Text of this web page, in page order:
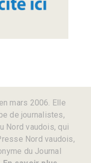
mars 2006. Elle
de journalistes,
Nord vaudois, qui
Nord vaudois,
du Journal